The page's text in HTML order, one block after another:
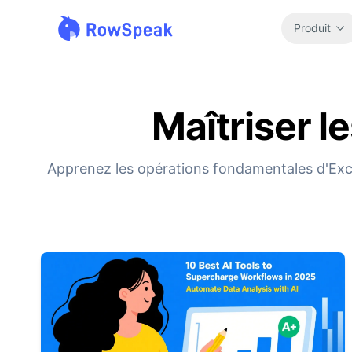
Produit
Maîtriser
Apprenez les opérations fondamentales